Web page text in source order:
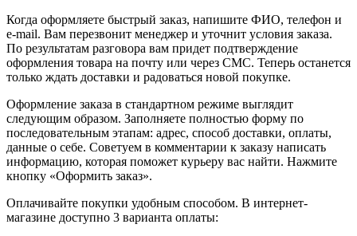
Когда оформляете быстрый заказ, напишите ФИО, телефон и
e-mail. Вам перезвонит менеджер и уточнит условия заказа.
По результатам разговора вам придет подтверждение
оформления товара на почту или через СМС. Теперь останется
только ждать доставки и радоваться новой покупке.
Оформление заказа в стандартном режиме выглядит
следующим образом. Заполняете полностью форму по
последовательным этапам: адрес, способ доставки, оплаты,
данные о себе. Советуем в комментарии к заказу написать
информацию, которая поможет курьеру вас найти. Нажмите
кнопку «Оформить заказ».
Оплачивайте покупки удобным способом. В интернет-
магазине доступно 3 варианта оплаты: